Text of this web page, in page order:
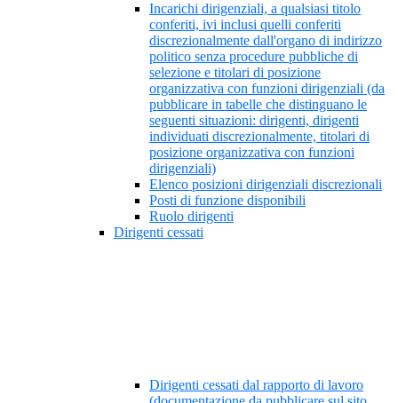
Incarichi dirigenziali, a qualsiasi titolo
conferiti, ivi inclusi quelli conferiti
discrezionalmente dall'organo di indirizzo
politico senza procedure pubbliche di
selezione e titolari di posizione
organizzativa con funzioni dirigenziali (da
pubblicare in tabelle che distinguano le
seguenti situazioni: dirigenti, dirigenti
individuati discrezionalmente, titolari di
posizione organizzativa con funzioni
dirigenziali)
Elenco posizioni dirigenziali discrezionali
Posti di funzione disponibili
Ruolo dirigenti
Dirigenti cessati
Dirigenti cessati dal rapporto di lavoro